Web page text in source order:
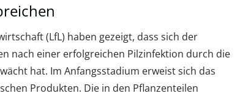
(LfL) haben gezeigt, dass sich der
nach einer erfolgreichen Pilzinfektion durch die
hat. Im Anfangsstadium erweist sich das
Produkten. Die in den Pflanzenteilen